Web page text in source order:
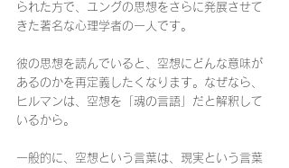
られた方で、ユングの思想をさらに発展させて
きた著名な心理学者の一人です。
彼の思想を読んでいると、空想にどんな意味が
あるのかを再定義したくなります。なぜなら、
ヒルマンは、空想を「魂の言語」だと解釈して
いるから。
一般的に、空想という言葉は、現実という言葉